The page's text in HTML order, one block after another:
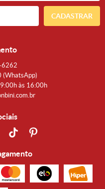
CADASTRAR
(WhatsApp)
às 16:00h